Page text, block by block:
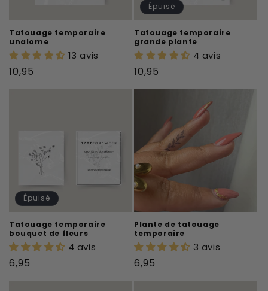
Tatouage temporaire
unalome
13 avis
Prix
10,95
Épuisé
Tatouage temporaire
grande plante
4 avis
Prix
10,95
Épuisé
Tatouage temporaire
bouquet de fleurs
4 avis
Prix
6,95
Plante de tatouage
temporaire
3 avis
Prix
6,95